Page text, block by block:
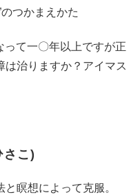
つかまえかた
って一〇年以上ですが正
は治りますか？アイマス
こ)
瞑想によって克服。